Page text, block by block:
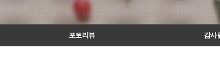
포토리뷰 감사